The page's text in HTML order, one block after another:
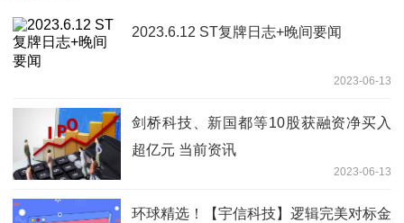
2023.6.12 ST复牌日志+晚间要闻
2023-06-13
剑桥科技、新国都等10股获融资净买入
超亿元 当前资讯
2023-06-13
环球精选！【宇信科技】逻辑完美对标金